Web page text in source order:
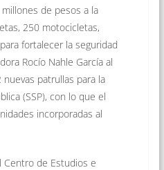
de pesos a la
250 motocicletas,
fortalecer la seguridad
Rocío Nahle García al
patrullas para la
(SSP), con lo que el
incorporadas al
Centro de Estudios e